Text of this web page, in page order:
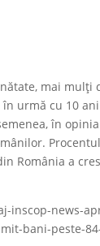
mai
urmă cu 10
în
a
inscop-news-
bani-peste-